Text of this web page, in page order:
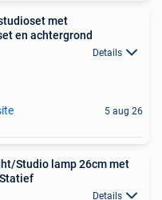
met
en achtergrond
Details
5 aug 26
Studio lamp 26cm met
Details